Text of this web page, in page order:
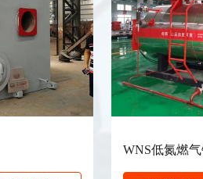
WNS低氮燃